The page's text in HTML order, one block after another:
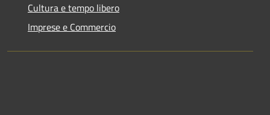
Cultura e tempo libero
Imprese e Commercio